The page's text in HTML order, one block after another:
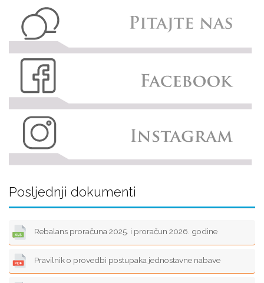
Posljednji dokumenti
Rebalans proračuna 2025. i proračun 2026. godine
Pravilnik o provedbi postupaka jednostavne nabave